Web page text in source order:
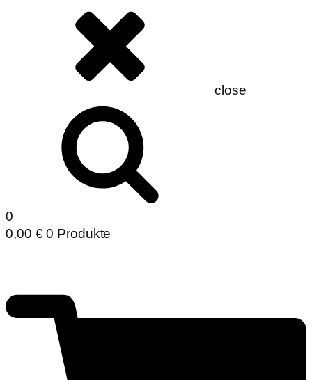
close
0
0,00 € 0 Produkte